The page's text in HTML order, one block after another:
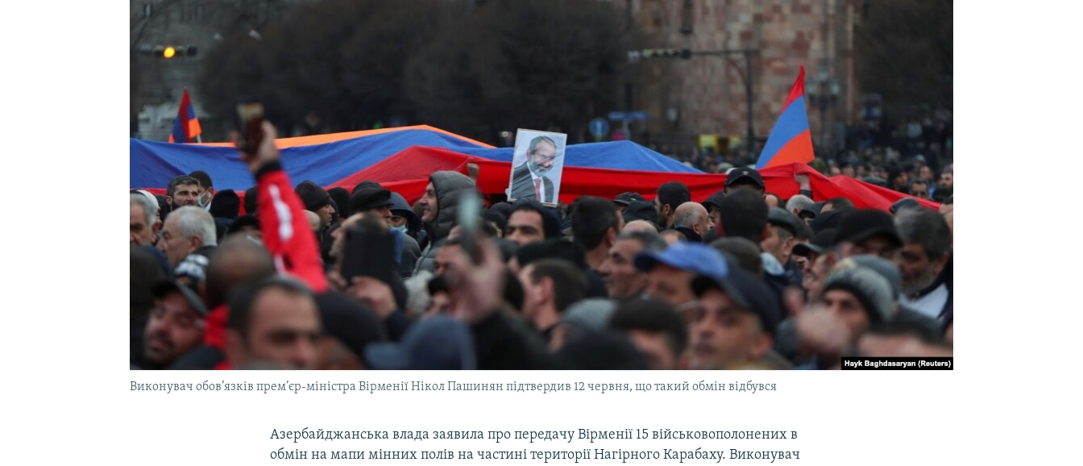
УКРАЇНСЬКА ПРОБЛЕМА КРИМУ
Виконувач обов’язків прем’єр-міністра Вірменії Нікол Пашинян підтвердив 12 червня, що такий обмін відбувся
Азербайджанська влада заявила про передачу Вірменії 15 військовополонених в
обмін на мапи мінних полів на частині території Нагірного Карабаху. Виконувач